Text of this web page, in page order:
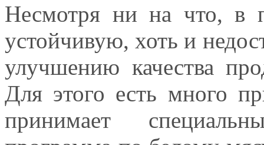
Несмотря ни на что, в
устойчивую, хоть и
улучшению качества
Для этого есть много
принимает